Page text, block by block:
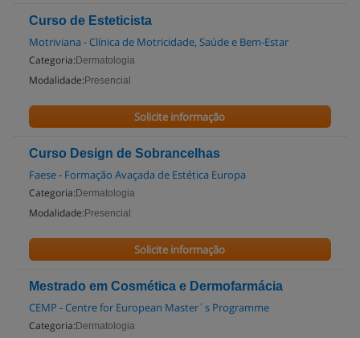
Curso de Esteticista
Motriviana - Clínica de Motricidade, Saúde e Bem-Estar
Categoria: Dermatologia
Modalidade: Presencial
Solicite informação
Curso Design de Sobrancelhas
Faese - Formação Avaçada de Estética Europa
Categoria: Dermatologia
Modalidade: Presencial
Solicite informação
Mestrado em Cosmética e Dermofarmácia
CEMP - Centre for European Master´s Programme
Categoria: Dermatologia